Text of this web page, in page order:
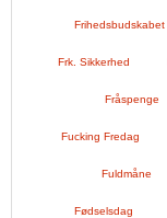
Frihedsbudskabet
Frk. Sikkerhed
Fråspenge
Fucking Fredag
Fuldmåne
Fødselsdag